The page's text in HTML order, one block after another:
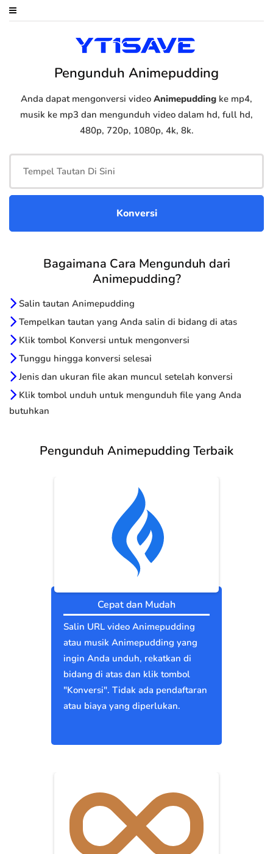
Pengunduh Animepudding
Anda dapat mengonversi video Animepudding ke mp4,
musik ke mp3 dan mengunduh video dalam hd, full hd,
480p, 720p, 1080p, 4k, 8k.
Bagaimana Cara Mengunduh dari
Animepudding?
Salin tautan Animepudding
Tempelkan tautan yang Anda salin di bidang di atas
Klik tombol Konversi untuk mengonversi
Tunggu hingga konversi selesai
Jenis dan ukuran file akan muncul setelah konversi
Klik tombol unduh untuk mengunduh file yang Anda
butuhkan
Pengunduh Animepudding Terbaik
Cepat dan Mudah
Salin URL video Animepudding
atau musik Animepudding yang
ingin Anda unduh, rekatkan di
bidang di atas dan klik tombol
"Konversi". Tidak ada pendaftaran
atau biaya yang diperlukan.